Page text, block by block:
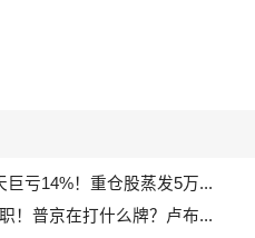
亏14%！重仓股蒸发5万...
！普京在打什么牌？卢布...